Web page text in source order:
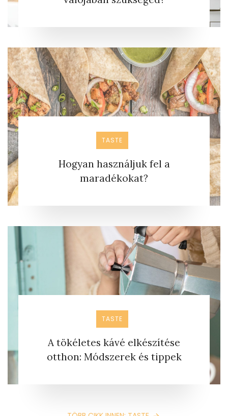
TASTE
Hogyan használjuk fel a
maradékokat?
TASTE
A tökéletes kávé elkészítése
otthon: Módszerek és tippek